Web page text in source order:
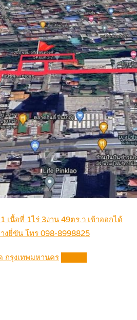
นื้อที่ 1ไร่ 3งาน 49ตร.ว เข้าออกได้
งยี่ขัน โทร 098-8998825
กรุงเทพมหานคร